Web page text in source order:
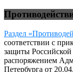
Раздел
соответствии с
защиты
распоряжением
Петербурга от